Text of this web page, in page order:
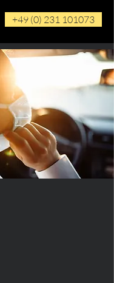
+49 (0) 231 101073